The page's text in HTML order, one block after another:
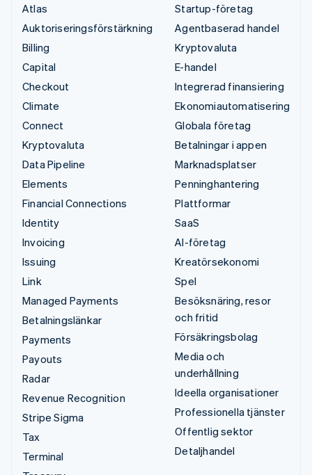
Atlas
Auktoriseringsförstärkning
Billing
Capital
Checkout
Climate
Connect
Kryptovaluta
Data Pipeline
Elements
Financial Connections
Identity
Invoicing
Issuing
Link
Managed Payments
Betalningslänkar
Payments
Payouts
Radar
Revenue Recognition
Stripe Sigma
Tax
Terminal
Startup-företag
Agentbaserad handel
Kryptovaluta
E-handel
Integrerad finansiering
Ekonomiautomatisering
Globala företag
Betalningar i appen
Marknadsplatser
Penninghantering
Plattformar
SaaS
AI-företag
Kreatörsekonomi
Spel
Besöksnäring, resor
och fritid
Försäkringsbolag
Media och
underhållning
Ideella organisationer
Professionella tjänster
Offentlig sektor
Detaljhandel